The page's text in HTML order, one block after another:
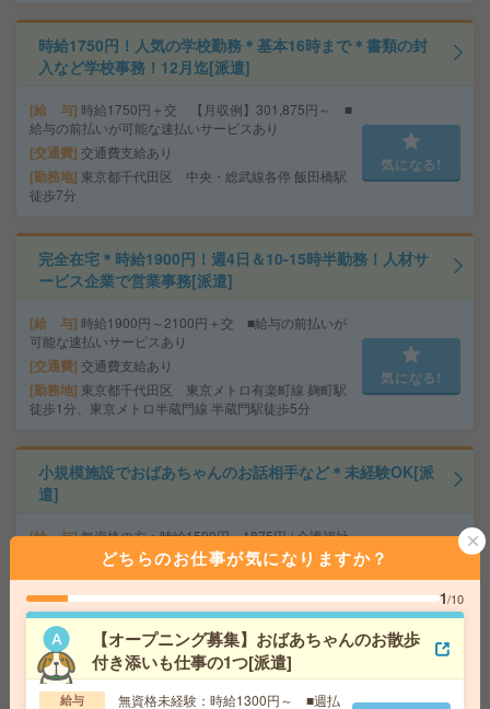
時給1750円！人気の学校勤務＊基本16時まで＊書類の封
入など学校事務！12月迄[派遣]
給 与 時給1750円＋交 【月収例】301,875円～ ■
給与の前払いが可能な速払いサービスあり
交通費 交通費支給あり
勤務地 東京都千代田区 中央・総武線各停 飯田橋駅
徒歩7分
気になる!
完全在宅＊時給1900円！週4日＆10-15時半勤務！人材サ
ービス企業で営業事務[派遣]
給 与 時給1900円～2100円＋交 ■給与の前払いが
可能な速払いサービスあり
交通費 交通費支給あり
勤務地 東京都千代田区 東京メトロ有楽町線 麹町駅
徒歩1分、東京メトロ半蔵門線 半蔵門駅徒歩5分
気になる!
小規模施設でおばあちゃんのお話相手など＊未経験OK[派
遣]
給 与 無資格の方：時給1500円～1875円 / 介護福祉
士：時給1800円～2250円 / 初任者以上：時給1600円
交通費 全額支給
勤務地 【土浦市】土浦・荒川沖・神立など勤務地多
数！
気になる!
＼来社不要／単発1日OK＊お菓子の仕分け[派遣]
どちらのお仕事が気になりますか？
1/10
【オープニング募集】おばあちゃんのお散歩
付き添いも仕事の1つ[派遣]
給与
無資格未経験：時給1300円～ ■週払